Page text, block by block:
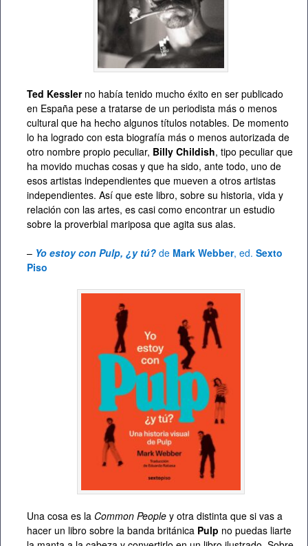
Ted Kesslerno había tenido mucho éxito en ser publicado
en España pese a tratarse de un periodista más o menos
cultural que ha hecho algunos títulos notables. De momento
lo ha logrado con esta biografía más o menos autorizada de
otro nombre propio peculiar, Billy Childish, tipo peculiar que
ha movido muchas cosas y que ha sido, ante todo, uno de
esos artistas independientes que mueven a otros artistas
independientes. Así que este libro, sobre su historia, vida y
relación con las artes, es casi como encontrar un estudio
sobre la proverbial mariposa que agita sus alas.
– Yo estoy con Pulp, ¿y tú? de Mark Webber, ed. Sexto
Piso
Una cosa es la Common People y otra distinta que si vas a
hacer un libro sobre la banda británica Pulp no puedas liarte